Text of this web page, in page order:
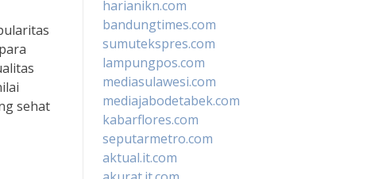
sehat
harianikn.com
bandungtimes.com
sumutekspres.com
lampungpos.com
mediasulawesi.com
mediajabodetabek.com
kabarflores.com
seputarmetro.com
aktual.it.com